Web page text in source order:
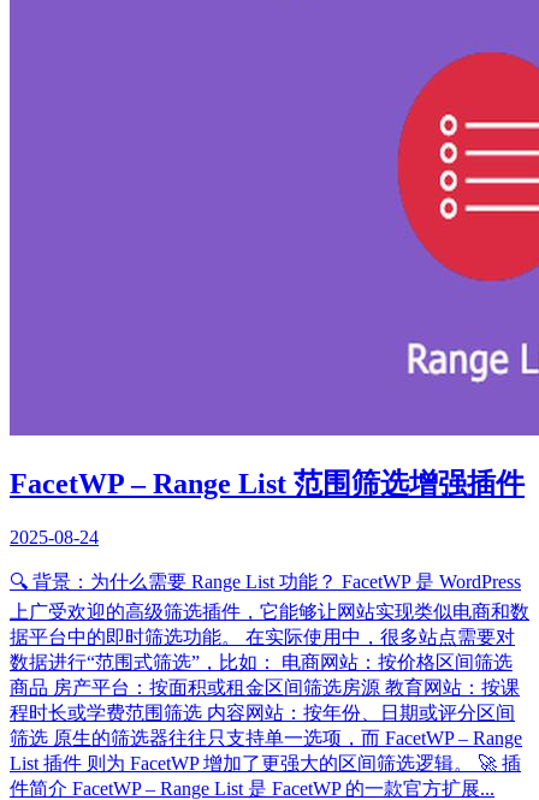
FacetWP – Range List 范围筛选增强插件
2025-08-24
🔍 背景：为什么需要 Range List 功能？ FacetWP 是 WordPress
上广受欢迎的高级筛选插件，它能够让网站实现类似电商和数
据平台中的即时筛选功能。 在实际使用中，很多站点需要对
数据进行“范围式筛选”，比如： 电商网站：按价格区间筛选
商品 房产平台：按面积或租金区间筛选房源 教育网站：按课
程时长或学费范围筛选 内容网站：按年份、日期或评分区间
筛选 原生的筛选器往往只支持单一选项，而 FacetWP – Range
List 插件 则为 FacetWP 增加了更强大的区间筛选逻辑。 🚀 插
件简介 FacetWP – Range List 是 FacetWP 的一款官方扩展...